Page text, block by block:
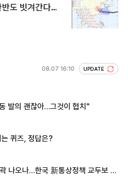
반도 빗겨간다…
08.07 16:10 UPDATE
발의 괜찮아…그것이 협치"
퀴즈, 정답은?
나오나…한국 新통상정책 교두보 활